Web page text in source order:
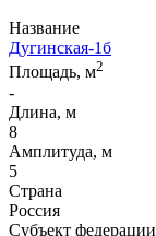
Название
Дугинская-1б
Площадь, м2
-
Длина, м
8
Амплитуда, м
5
Страна
Россия
Субъект федерации